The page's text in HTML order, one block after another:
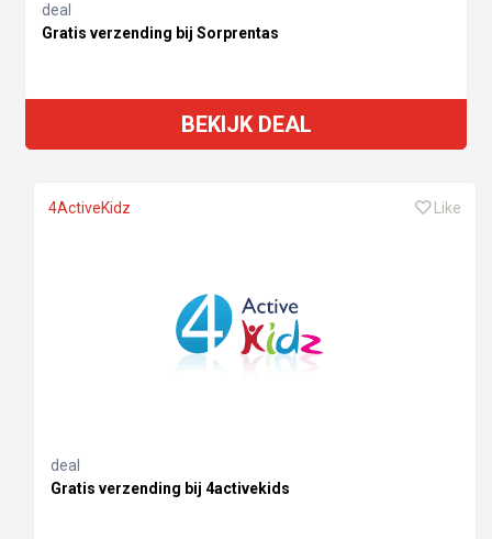
deal
Gratis verzending bij Sorprentas
BEKIJK DEAL
4ActiveKidz Like
deal
Gratis verzending bij 4activekids